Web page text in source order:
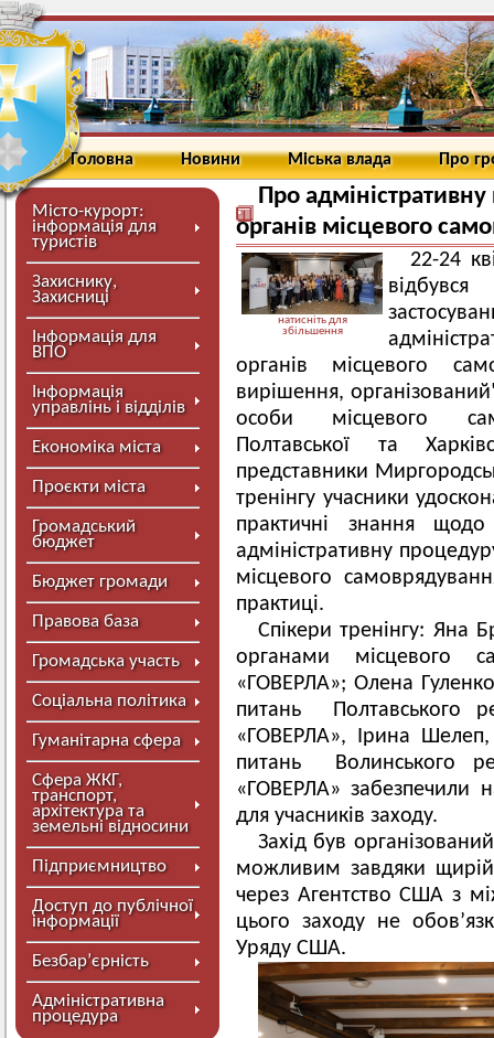
Головна Новини Міська влада Про
Місто-курорт:
інформація для
туристів
Захиснику,
Захисниці
Інформація для
ВПО
Інформація
управлінь і відділів
Економіка міста
Проєкти міста
Громадський
бюджет
Бюджет громади
Правова база
Громадська участь
Соціальна політика
Гуманітарна сфера
Сфера ЖКГ,
транспорт,
архітектура та
земельні відносини
Підприємництво
Доступ до публічної
інформації
Безбар’єрність
Адміністративна
процедура
Про
органів місцевого
натисніть для
збільшення
22-24
органів місцевого
вирішення,
особи місцевого
Полтавської та
представники
тренінгу учасники
практичні знання щодо
адміністративну
місцевого
практиці.
Спікери тренінгу: Яна
органами місцевого
«ГОВЕРЛА»; Олена
питань Полтавського
«ГОВЕРЛА», Ірина
питань Волинського
«ГОВЕРЛА» забезпечили
для учасників заходу.
Захід був
можливим завдяки щирій
через Агентство США з
цього заходу не
Уряду США.